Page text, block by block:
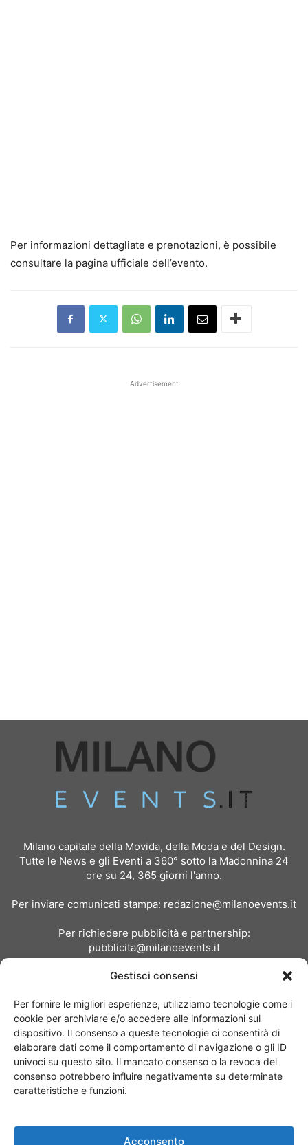
Gestisci consensi
Per fornire le migliori esperienze, utilizziamo tecnologie come i
cookie per archiviare e/o accedere alle informazioni sul
dispositivo. Il consenso a queste tecnologie ci consentirà di
elaborare dati come il comportamento di navigazione o gli ID
univoci su questo sito. Il mancato consenso o la revoca del
consenso potrebbero influire negativamente su determinate
caratteristiche e funzioni.
Acconsento
Per informazioni dettagliate e prenotazioni, è possibile
consultare la pagina ufficiale dell’evento.
Advertisement
Milano capitale della Movida, della Moda e del Design.
Tutte le News e gli Eventi a 360° sotto la Madonnina 24
ore su 24, 365 giorni l'anno.
Per inviare comunicati stampa: redazione@milanoevents.it
Per richiedere pubblicità e partnership:
pubblicita@milanoevents.it
Chi siamo I Nostri Clienti